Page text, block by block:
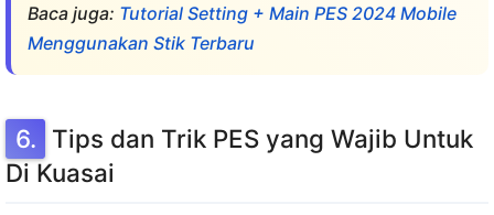
Baca juga: Tutorial Setting + Main PES 2024 Mobile
Menggunakan Stik Terbaru
Tips dan Trik PES yang Wajib Untuk
Di Kuasai